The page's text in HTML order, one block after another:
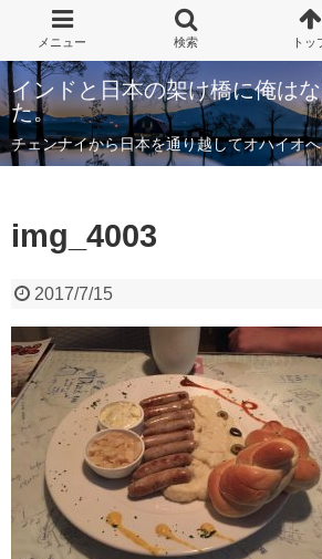
インドと日本の架け橋に俺は
た。
チェンナイから日本を通り越してオハイオ
img_4003
2017/7/15